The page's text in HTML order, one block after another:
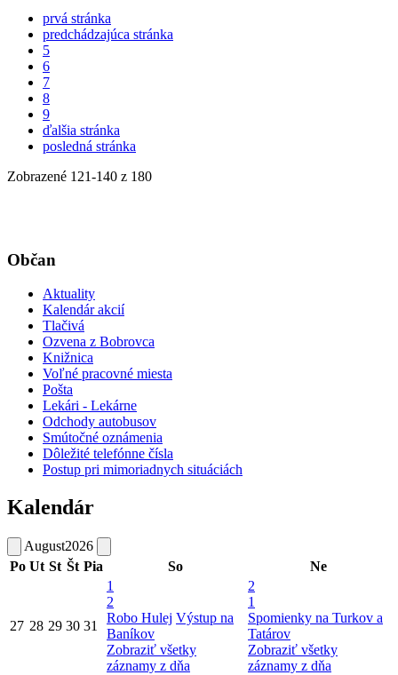
prvá stránka
predchádzajúca stránka
5
6
7
8
9
ďalšia stránka
posledná stránka
Zobrazené 121-140 z 180
Občan
Aktuality
Kalendár akcií
Tlačivá
Ozvena z Bobrovca
Knižnica
Voľné pracovné miesta
Pošta
Lekári - Lekárne
Odchody autobusov
Smútočné oznámenia
Dôležité telefónne čísla
Postup pri mimoriadnych situáciách
Kalendár
August2026
Po Ut St Št Pia So Ne
27 28 29 30 31
1
2
Robo Hulej Výstup na
Baníkov
Zobraziť všetky
záznamy z dňa
2
1
Spomienky na Turkov a
Tatárov
Zobraziť všetky
záznamy z dňa